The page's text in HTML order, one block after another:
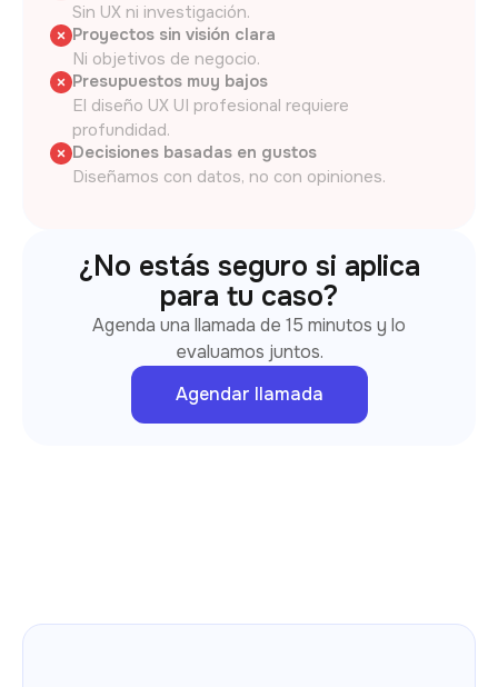
Sin UX ni investigación.
Proyectos sin visión clara
Ni objetivos de negocio.
Presupuestos muy bajos
El diseño UX UI profesional requiere
profundidad.
Decisiones basadas en gustos
Diseñamos con datos, no con opiniones.
¿No estás seguro si aplica
para tu caso?
Agenda una llamada de 15 minutos y lo
evaluamos juntos.
Agendar llamada